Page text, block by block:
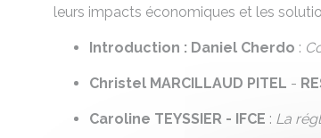
leurs impacts économiques et les
Introduction : Daniel Cherdo :
Christel MARCILLAUD PITEL -
Caroline TEYSSIER - IFCE : La